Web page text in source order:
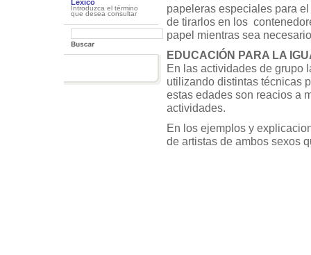
Léxico
Introduzca el término
que desea consultar
papeleras especiales para
de tirarlos en los
papel mientras sea
EDUCACIÓN PARA LA
En las actividades de grupo
utilizando distintas técnicas
estas edades son reacios a
actividades.
En los ejemplos y
de artistas de ambos sexos